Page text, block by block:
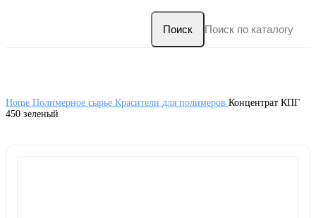
Поиск
Home Полимерное сырье Красители для полимеров Концентрат КПГ
450 зеленый